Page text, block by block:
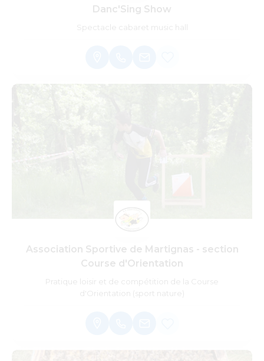
Danc'Sing Show
Spectacle cabaret music hall
Association Sportive de Martignas - section
Course d'Orientation
Pratique loisir et de compétition de la Course
d'Orientation (sport nature)